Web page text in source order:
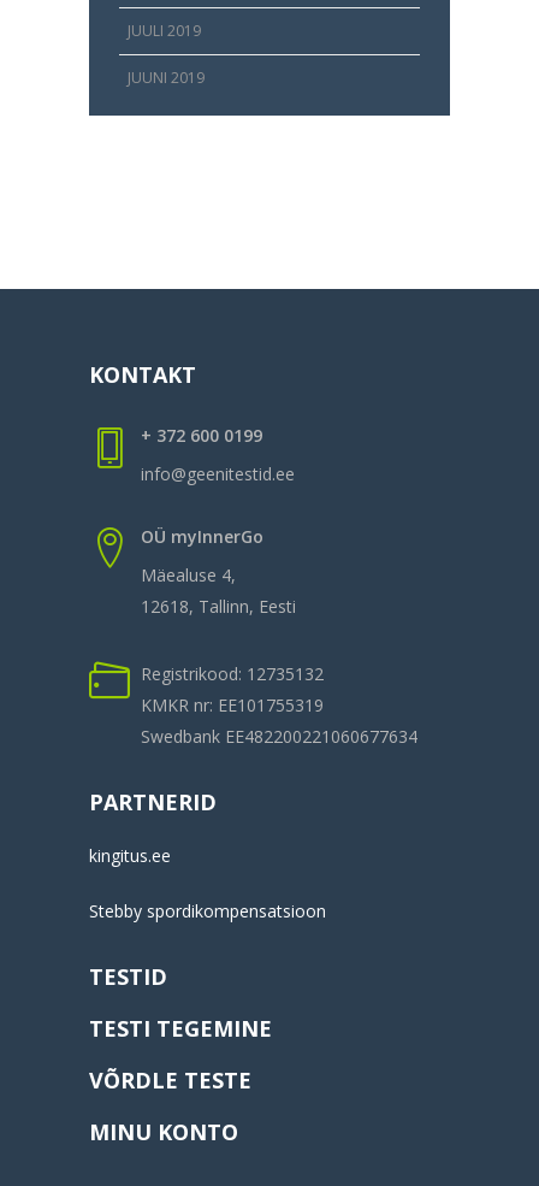
JUULI 2019
JUUNI 2019
KONTAKT
+ 372 600 0199
info@geenitestid.ee
OÜ myInnerGo
Mäealuse 4,
12618, Tallinn, Eesti
Registrikood: 12735132
KMKR nr: EE101755319
Swedbank EE482200221060677634
PARTNERID
kingitus.ee
Stebby spordikompensatsioon
TESTID
TESTI TEGEMINE
VÕRDLE TESTE
MINU KONTO